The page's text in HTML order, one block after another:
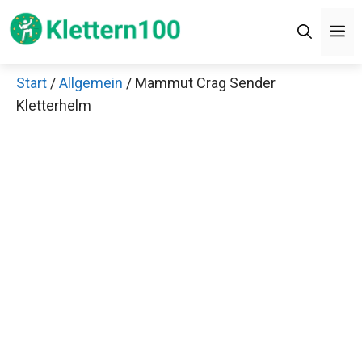
Zum
Inhalt
Start /Allgemein / Mammut Crag Sender
Kletterhelm